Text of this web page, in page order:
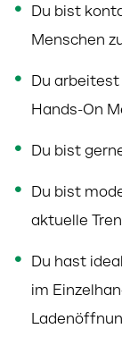
Du bist
Menschen
Du
Hands-On
Du bist
Du bist
aktuelle
Du hast
im